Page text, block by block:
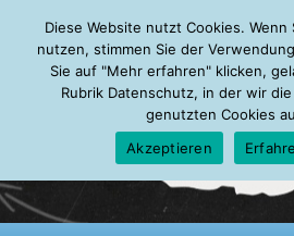
Thursday, 06.08.2026
Mein Account
About Autoren
Diese Website nutzt Cookies.
nutzen, stimmen Sie der
Sie auf "Mehr erfahren" klicken,
Rubrik Datenschutz, in der wir
genutzten Cookies
Akzeptieren